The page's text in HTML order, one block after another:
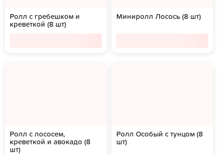
Ролл с гребешком и
креветкой (8 шт)
Миниролл Лосось (8 шт)
Ролл с лососем,
креветкой и авокадо (8
шт)
Ролл Особый с тунцом (8
шт)